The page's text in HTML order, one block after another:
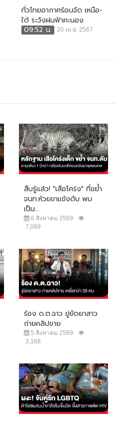
ทั่วไทยอากาศร้อนจัด เหนือ-
ใต้ ระวังฝนฟ้าคะนอง
09:52 น.
20 เม.ย. 2567
สืบรู้แล้ว! "เสือโคร่ง" ที่ขย้ำ
จนท.ห้วยขาแข้งดับ พบ
เป็น...
6 สิงหาคม 2569
7,089
ร้อง ด.ต.ฉาว ขู่ยัดยาสาว
ถ่ายคลิปขาย
5 สิงหาคม 2569
3,168